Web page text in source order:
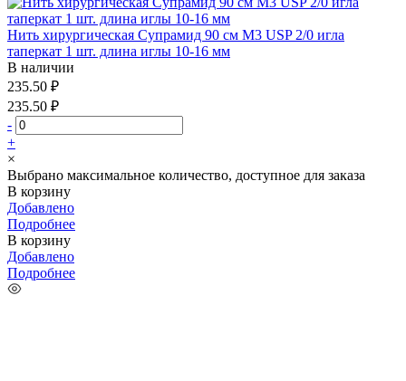
Нить хирургическая Супрамид 90 см М3 USP 2/0 игла
таперкат 1 шт. длина иглы 10-16 мм
В наличии
235.50 ₽
235.50 ₽
-
+
×
Выбрано максимальное количество, доступное для заказа
В корзину
Добавлено
Подробнее
В корзину
Добавлено
Подробнее